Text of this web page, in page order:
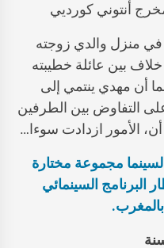
منزل والدي زوجته
بين عائلة خطيبته
أن مهدي ينتمي إلى
التفاوض بين الطرفين
الأمور ازدادت سوءا…
مجموعة مختارة
البرنامج السينمائي